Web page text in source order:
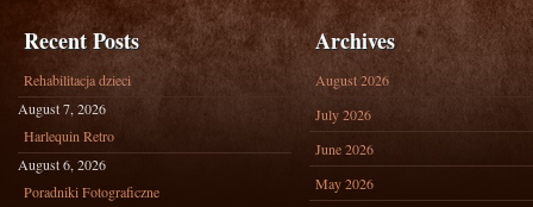
Recent Posts
Rehabilitacja dzieci
August 7, 2026
Harlequin Retro
August 6, 2026
Poradniki Fotograficzne
Archives
August 2026
July 2026
June 2026
May 2026